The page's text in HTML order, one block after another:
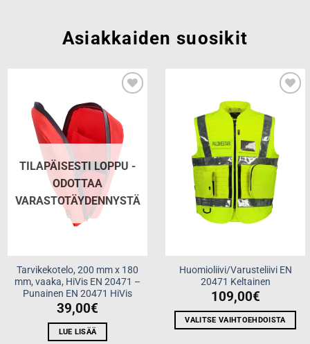
Asiakkaiden suosikit
TILAPÄISESTI LOPPU -
ODOTTAA
VARASTOTÄYDENNYSTÄ
Tarvikekotelo, 200 mm x 180
mm, vaaka, HiVis EN 20471 –
Punainen EN 20471 HiVis
39,00€
LUE LISÄÄ
Huomioliivi/Varusteliivi EN
20471 Keltainen
109,00€
VALITSE VAIHTOEHDOISTA